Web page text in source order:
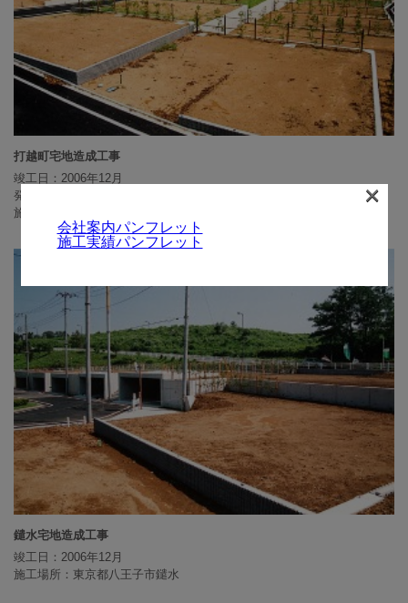
打越町宅地造成工事
竣工日：2006年12月
発注者：S建
施工場所：東京都八王子市打越町
鑓水宅地造成工事
竣工日：2006年12月
施工場所：東京都八王子市鑓水
会社案内パンフレット
施工実績パンフレット
×